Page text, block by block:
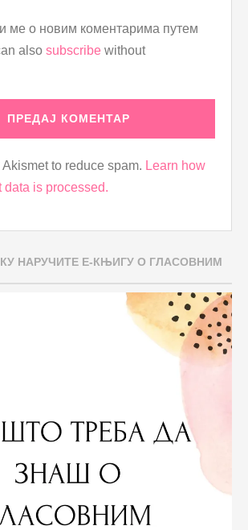
ме о новим коментарима путем
also subscribe without
to reduce spam. Learn how
data is processed.
НАРУЧИТЕ Е-КЊИГУ О ГЛАСОВНИМ